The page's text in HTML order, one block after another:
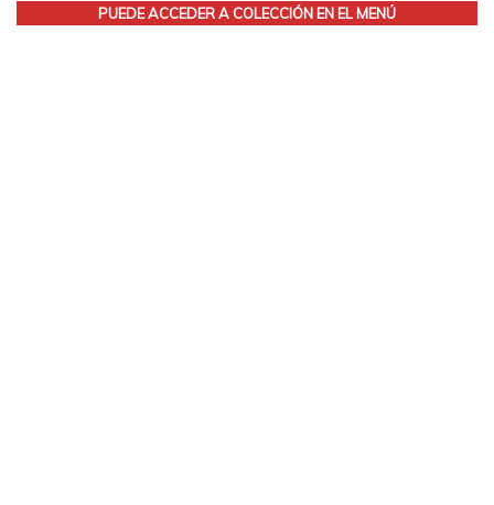
PUEDE ACCEDER A COLECCIÓN EN EL MENÚ